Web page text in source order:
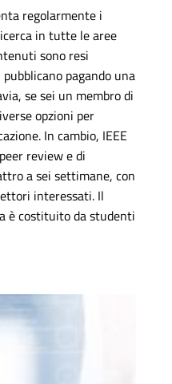
regolarmente i
in tutte le aree
sono resi
pagando una
se sei un membro di
opzioni per
In cambio, IEEE
review e di
a sei settimane, con
interessati. Il
è costituito da studenti